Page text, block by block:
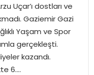
Uçar’ı dostları ve
Gaziemir Gazi
Yaşam ve Spor
gerçekleşti.
kazandı.
6….